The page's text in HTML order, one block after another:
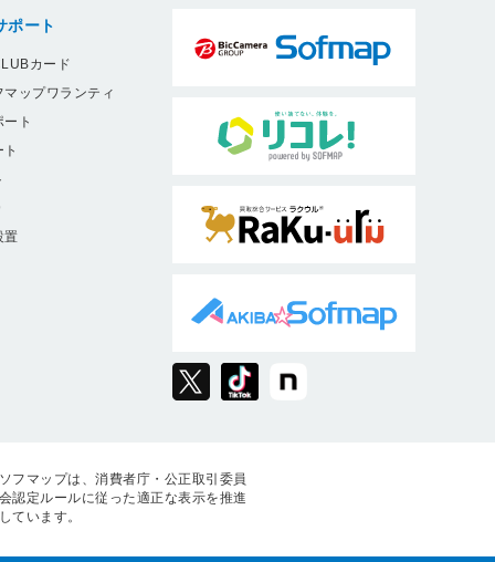
ポート
カード
ップワランティ
ト
置
ソフマップは、消費者庁・公正取引委員
会認定ルールに従った適正な表示を推進
しています。